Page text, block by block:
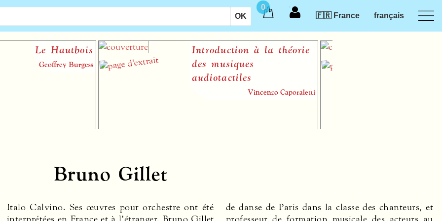
0
🇫🇷 France
français
Le Hautbois
Geoffrey Burgess
Introduction à la théorie
des musiques
audiotactiles
Vincenzo Caporaletti
Bruno Gillet